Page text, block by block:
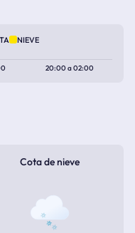
NIEVE
20:00a02:00
Cota de nieve